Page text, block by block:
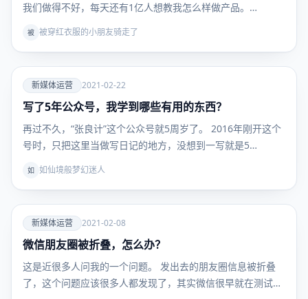
我们做得不好，每天还有1亿人想教我怎么样做产品。…
被 被穿红衣服的小朋友骑走了
爱
新媒体运
营
新媒体运营 2021-02-22
写了5年公众号，我学到哪些有用的东西？
再过不久，“张良计”这个公众号就5周岁了。 2016年刚开这个
号时，只把这里当做写日记的地方，没想到一写就是5…
如 如仙境般梦幻迷人
爱
新媒体运
营
新媒体运营 2021-02-08
微信朋友圈被折叠，怎么办？
这是近很多人问我的一个问题。 发出去的朋友圈信息被折叠
了，这个问题应该很多人都发现了，其实微信很早就在测试